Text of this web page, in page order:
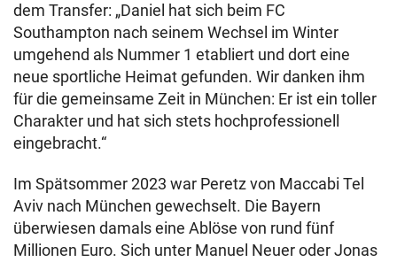
dem Transfer: „Daniel hat sich beim FC
Southampton nach seinem Wechsel im Winter
umgehend als Nummer 1 etabliert und dort eine
neue sportliche Heimat gefunden. Wir danken ihm
für die gemeinsame Zeit in München: Er ist ein toller
Charakter und hat sich stets hochprofessionell
eingebracht.“
Im Spätsommer 2023 war Peretz von Maccabi Tel
Aviv nach München gewechselt. Die Bayern
überwiesen damals eine Ablöse von rund fünf
Millionen Euro. Sich unter Manuel Neuer oder Jonas